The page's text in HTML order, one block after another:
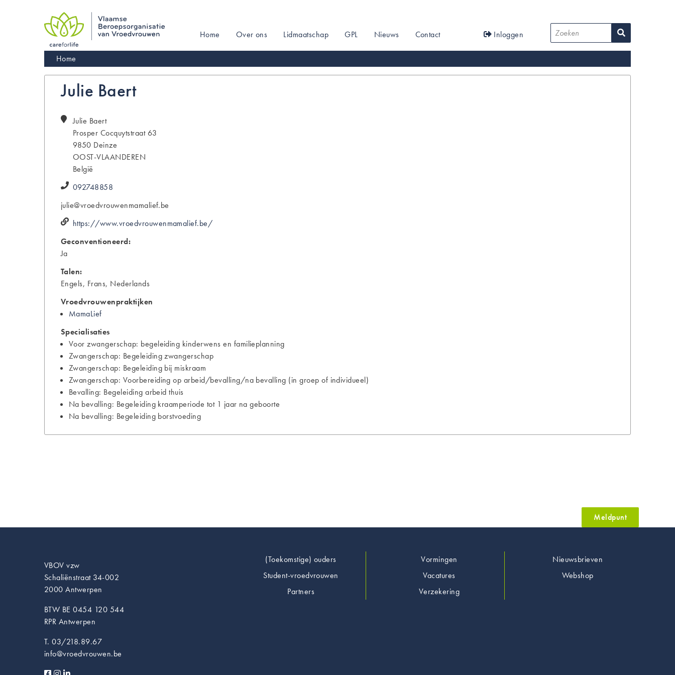
Main
navigation
Home Over ons Lidmaatschap GPL Nieuws Contact
User
account
menu
Inloggen
Kruimelpad
Home
Julie Baert
Julie Baert
Prosper Cocquytstraat 63
9850 Deinze
OOST-VLAANDEREN
België
092748858
julie@vroedvrouwenmamalief.be
https://www.vroedvrouwenmamalief.be/
Geconventioneerd:
Ja
Talen:
Engels, Frans, Nederlands
Vroedvrouwenpraktijken
MamaLief
Specialisaties
Voor zwangerschap: begeleiding kinderwens en familieplanning
Zwangerschap: Begeleiding zwangerschap
Zwangerschap: Begeleiding bij miskraam
Zwangerschap: Voorbereiding op arbeid/bevalling/na bevalling (in groep of individueel)
Bevalling: Begeleiding arbeid thuis
Na bevalling: Begeleiding kraamperiode tot 1 jaar na geboorte
Na bevalling: Begeleiding borstvoeding
Meldpunt
VBOV vzw
Schaliënstraat 34-002
2000 Antwerpen
BTW BE 0454 120 544
RPR Antwerpen
T. 03/218.89.67
info@vroedvrouwen.be
Footer(Toekomstige) ouders
Student-vroedvrouwen
Partners
Vormingen
Vacatures
Verzekering
Nieuwsbrieven
Webshop